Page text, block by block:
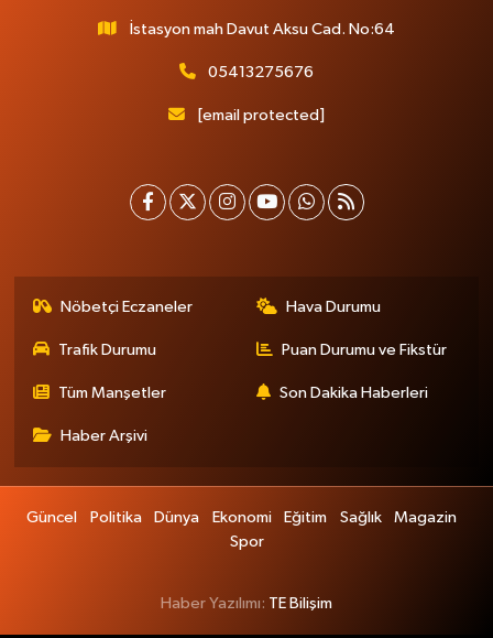
İstasyon mah Davut Aksu Cad. No:64
05413275676
[email protected]
Nöbetçi Eczaneler Hava Durumu
Trafik Durumu Puan Durumu ve Fikstür
Tüm Manşetler Son Dakika Haberleri
Haber Arşivi
Güncel Politika Dünya Ekonomi Eğitim Sağlık
Magazin
Spor
Haber Yazılımı: TE Bilişim